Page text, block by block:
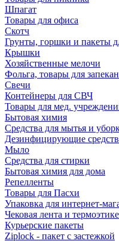
Шпагат
Товары для офиса
Скотч
Грунты, горшки и пакеты
Крышки
Хозяйственные мелочи
Фольга, товары для
Свечи
Контейнеры для СВЧ
Товары для мед.
Бытовая химия
Средства для мытья и
Дезинфицирующие
Мыло
Средства для стирки
Бытовая химия для дома
Репелленты
Товары для Пасхи
Упаковка для интернет-
Чековая лента и
Курьерские пакеты
Ziplock - пакет с застежкой